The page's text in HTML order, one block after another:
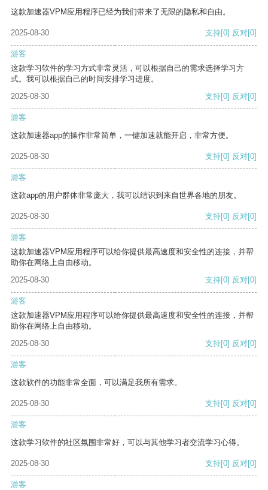
这款加速器VPM应用程序已经为我们带来了无限的隐私和自由。
2025-08-30 支持[0] 反对[0]
游客
这款学习软件的学习方式非常灵活，可以根据自己的需求选择学习方
式。我可以根据自己的时间安排学习进度。
2025-08-30
支持[0] 反对[0]
游客
这款加速器app的操作非常简单，一键加速就能开启，非常方便。
2025-08-30 支持[0] 反对[0]
游客
这款app的用户群体非常庞大，我可以结识到来自世界各地的朋友。
2025-08-30 支持[0] 反对[0]
游客
这款加速器VPM应用程序可以给你提供最高速度和安全性的连接，并帮
助你在网络上自由移动。
2025-08-30
支持[0] 反对[0]
游客
这款加速器VPM应用程序可以给你提供最高速度和安全性的连接，并帮
助你在网络上自由移动。
2025-08-30
支持[0] 反对[0]
游客
这款软件的功能非常全面，可以满足我所有需求。
2025-08-30 支持[0] 反对[0]
游客
这款学习软件的社区氛围非常好，可以与其他学习者交流学习心得。
2025-08-30 支持[0] 反对[0]
游客